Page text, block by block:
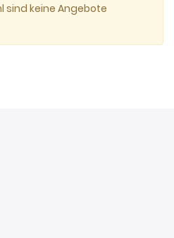
sind keine Angebote